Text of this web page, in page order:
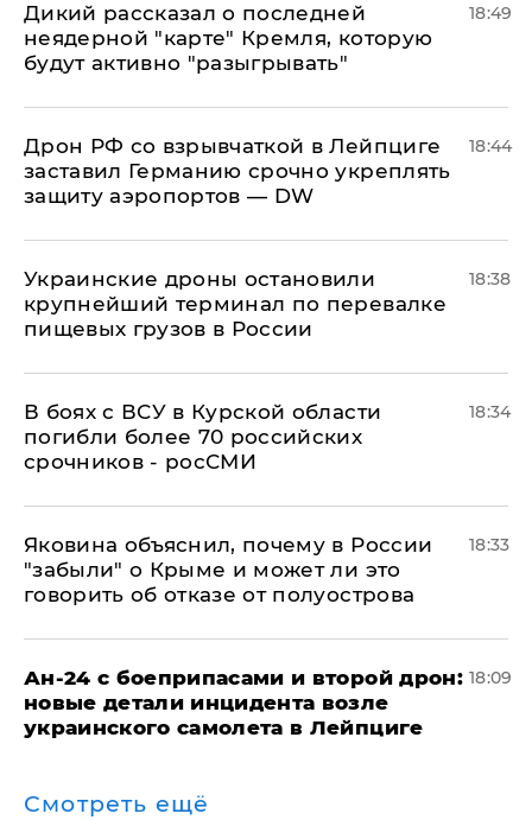
Дикий рассказал о последней
неядерной "карте" Кремля, которую
будут активно "разыгрывать"
18:49
​Дрон РФ со взрывчаткой в Лейпциге
заставил Германию срочно укреплять
защиту аэропортов — DW
18:44
Украинские дроны остановили
крупнейший терминал по перевалке
пищевых грузов в России
18:38
В боях с ВСУ в Курской области
погибли более 70 российских
срочников - росСМИ
18:34
Яковина объяснил, почему в России
"забыли" о Крыме и может ли это
говорить об отказе от полуострова
18:33
Ан-24 с боеприпасами и второй дрон:
новые детали инцидента возле
украинского самолета в Лейпциге
18:09
Смотреть ещё